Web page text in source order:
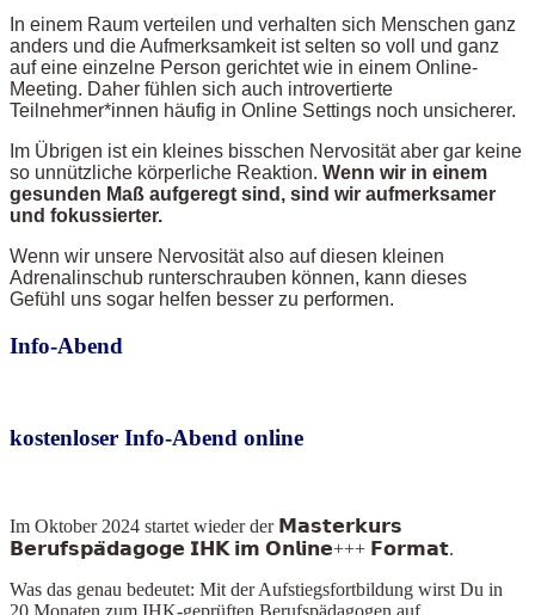
In einem Raum verteilen und verhalten sich Menschen ganz
anders und die Aufmerksamkeit ist selten so voll und ganz
auf eine einzelne Person gerichtet wie in einem Online-
Meeting. Daher fühlen sich auch introvertierte
Teilnehmer*innen häufig in Online Settings noch unsicherer.
Im Übrigen ist ein kleines bisschen Nervosität aber gar keine
so unnützliche körperliche Reaktion. Wenn wir in einem
gesunden Maß aufgeregt sind, sind wir aufmerksamer
und fokussierter.
Wenn wir unsere Nervosität also auf diesen kleinen
Adrenalinschub runterschrauben können, kann dieses
Gefühl uns sogar helfen besser zu performen.
Info-Abend
kostenloser Info-Abend online
Im Oktober 2024 startet wieder der 𝗠𝗮𝘀𝘁𝗲𝗿𝗸𝘂𝗿𝘀
𝗕𝗲𝗿𝘂𝗳𝘀𝗽𝗮̈𝗱𝗮𝗴𝗼𝗴𝗲 𝗜𝗛𝗞 𝗶𝗺 𝗢𝗻𝗹𝗶𝗻𝗲+++ 𝗙𝗼𝗿𝗺𝗮𝘁.
Was das genau bedeutet: Mit der Aufstiegsfortbildung wirst Du in
20 Monaten zum IHK-geprüften Berufspädagogen auf